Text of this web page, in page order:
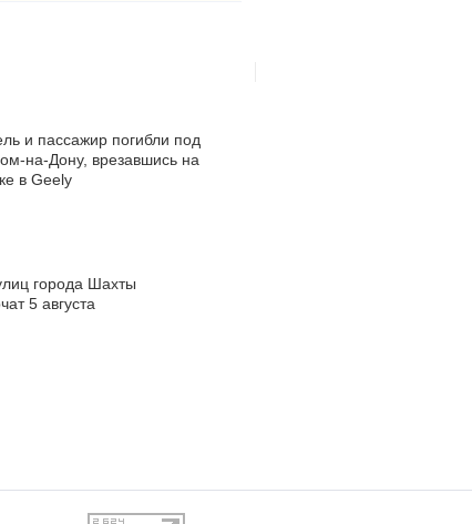
и пассажир погибли под
на-Дону, врезавшись на
в Geely
города Шахты
5 августа